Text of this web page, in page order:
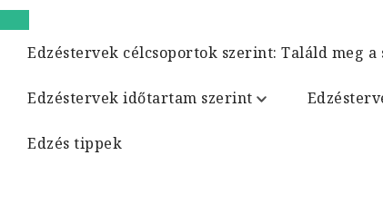
Edzéstervek célcsoportok szerint: Találd meg
Edzéstervek időtartam szerint
Edzés tippek